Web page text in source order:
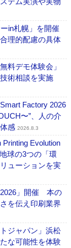
in札幌」を開催
理的配慮の具体
料デモ体験会」
術相談を実施
Factory 2026
〜”、人の介
感 2026.8.3
Evolution
球の3つの「環
ューションを実
」開催 本の
を伝え印刷業界
ジャパン」浜松
な可能性を体験